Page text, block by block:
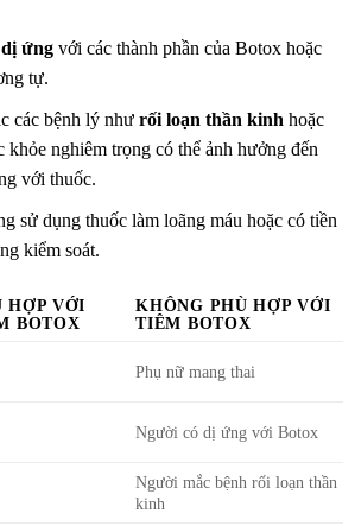
dị ứngvới các thành phần của Botox hoặc
tự.
các bệnh lý như rối loạn thần kinh hoặc
khỏe nghiêm trọng có thể ảnh hưởng đến
với thuốc.
sử dụng thuốc làm loãng máu hoặc có tiền
kiểm soát.
HỢP VỚI
BOTOX
KHÔNG PHÙ HỢP VỚI
TIÊM BOTOX
Phụ nữ mang thai
Người có dị ứng với Botox
Người mắc bệnh rối loạn thần
kinh